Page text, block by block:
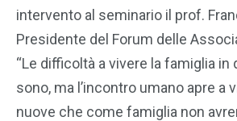
intervento al seminario il prof.
Presidente del Forum delle
“Le difficoltà a vivere la famiglia
sono, ma l’incontro umano apre a
nuove che come famiglia non